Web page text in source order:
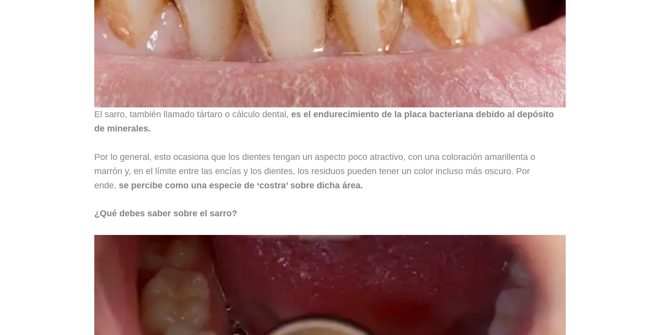
El sarro, también llamado tártaro o cálculo dental,es el endurecimiento de la placa bacteriana debido al depósito
de minerales.
Por lo general, esto ocasiona que los dientes tengan un aspecto poco atractivo, con una coloración amarillenta o
marrón y, en el límite entre las encías y los dientes, los residuos pueden tener un color incluso más oscuro. Por
ende, se percibe como una especie de ‘costra’ sobre dicha área.
¿Qué debes saber sobre el sarro?